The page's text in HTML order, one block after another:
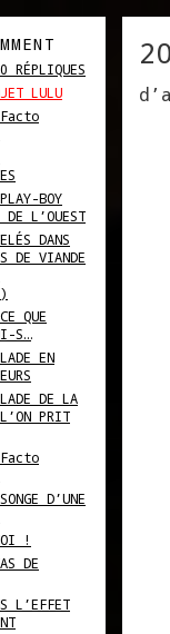
RÉPLIQUES
LULU
BOY
DE L’OUEST
DANS
DE VIANDE
QUE
S…
EN
DE LA
PRIT
D’UNE
!
DE
L’EFFET